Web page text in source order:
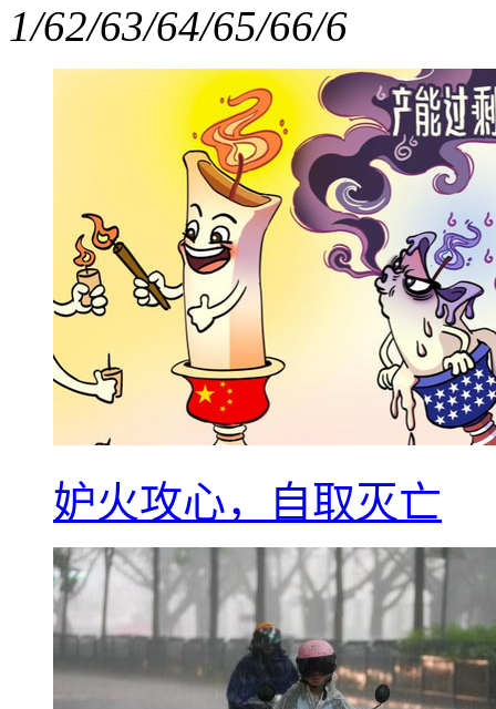
1/62/63/64/65/66/6
妒火攻心，自取灭亡